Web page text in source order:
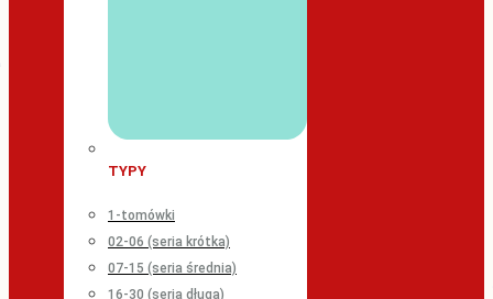
TYPY
1-tomówki
02-06 (seria krótka)
07-15 (seria średnia)
16-30 (seria długa)